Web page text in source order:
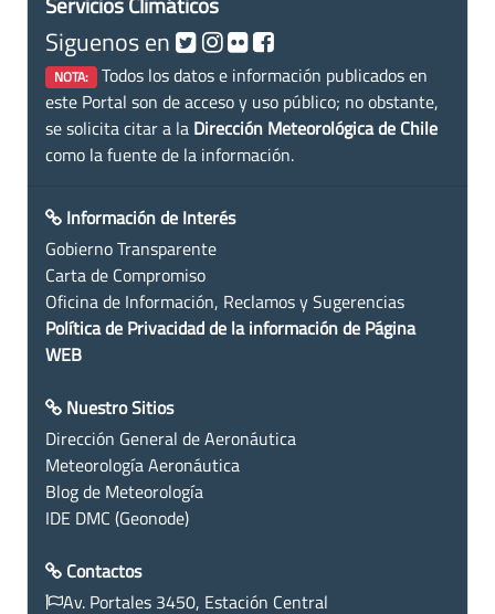
Siguenos en
NOTA: Todos los datos e información publicados en
este Portal son de acceso y uso público; no obstante,
se solicita citar a la Dirección Meteorológica de Chile
como la fuente de la información.
Información de Interés
Gobierno Transparente
Carta de Compromiso
Oficina de Información, Reclamos y Sugerencias
Política de Privacidad de la información de Página
WEB
Nuestro Sitios
Dirección General de Aeronáutica
Meteorología Aeronáutica
Blog de Meteorología
IDE DMC (Geonode)
Contactos
Av. Portales 3450, Estación Central